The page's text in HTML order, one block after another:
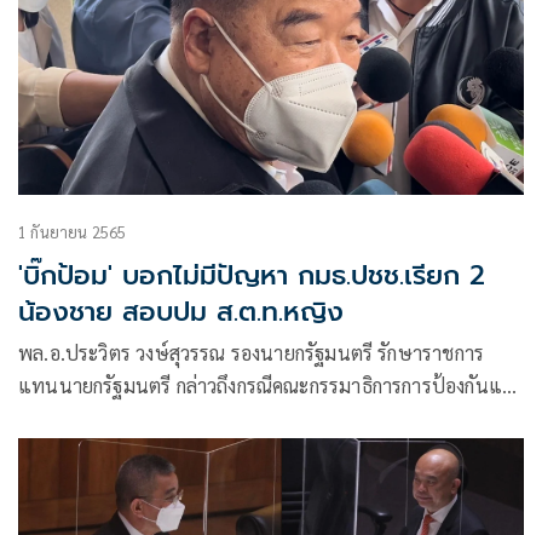
1 กันยายน 2565
'บิ๊กป้อม' บอกไม่มีปัญหา กมธ.ปชช.เรียก 2
น้องชาย สอบปม ส.ต.ท.หญิง
พล.อ.ประวิตร วงษ์สุวรรณ รองนายกรัฐมนตรี รักษาราชการ
แทนนายกรัฐมนตรี กล่าวถึงกรณีคณะกรรมาธิการการป้องกันและ
สอบ น้องชาย ทั้ง 2 คน คือ พล.ต.อ.พัชรวาท